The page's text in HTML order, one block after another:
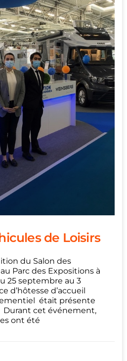
de Loisirs
du Salon des
Parc des Expositions à
25 septembre au 3
d’hôtesse d’accueil
était présente
Durant cet événement,
ont été